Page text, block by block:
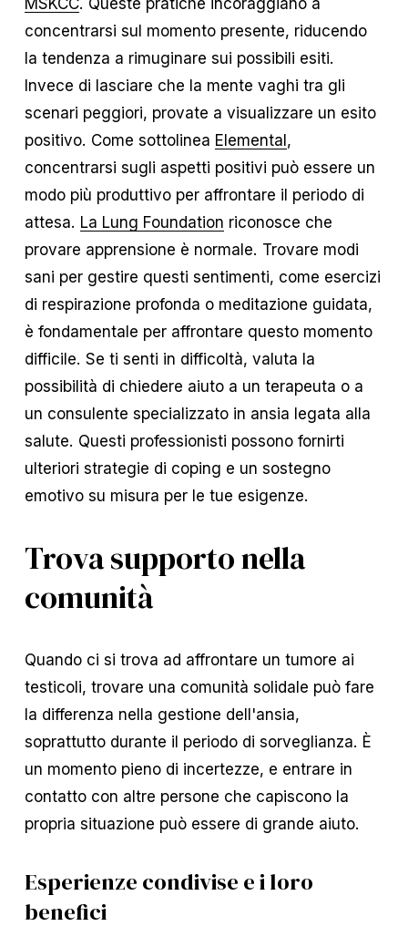
concentrarsi sul momento presente, riducendo
la tendenza a rimuginare sui possibili esiti.
Invece di lasciare che la mente vaghi tra gli
scenari peggiori, provate a visualizzare un esito
positivo. Come sottolinea Elemental,
concentrarsi sugli aspetti positivi può essere un
modo più produttivo per affrontare il periodo di
attesa. La Lung Foundation riconosce che
provare apprensione è normale. Trovare modi
sani per gestire questi sentimenti, come esercizi
di respirazione profonda o meditazione guidata,
è fondamentale per affrontare questo momento
difficile. Se ti senti in difficoltà, valuta la
possibilità di chiedere aiuto a un terapeuta o a
un consulente specializzato in ansia legata alla
salute. Questi professionisti possono fornirti
ulteriori strategie di coping e un sostegno
emotivo su misura per le tue esigenze.
Trova supporto nella
comunità
Quando ci si trova ad affrontare un tumore ai
testicoli, trovare una comunità solidale può fare
la differenza nella gestione dell'ansia,
soprattutto durante il periodo di sorveglianza. È
un momento pieno di incertezze, e entrare in
contatto con altre persone che capiscono la
propria situazione può essere di grande aiuto.
Esperienze condivise e i loro
benefici